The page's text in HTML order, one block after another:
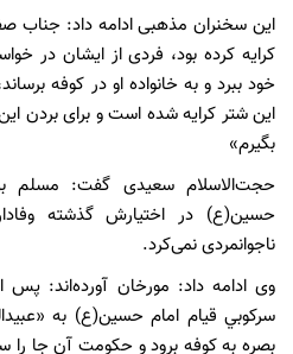
این سخنران مذهبی ادامه داد: جناب
کرایه کرده بود، فردی از ایشان در
خود ببرد و به خانواده او در کوفه
این شتر کرایه شده است و برای بردن
بگیرم»
حجت‌الاسلام سعیدی گفت: مسلم
حسین(ع) در اختیارش گذشته
ناجوانمردی نمی‌کرد.
وی ادامه داد: مورخان آورده‌اند: پس
سركوبي قيام امام حسين(ع) به
بصره به كوفه برود و حكومت آن جا را